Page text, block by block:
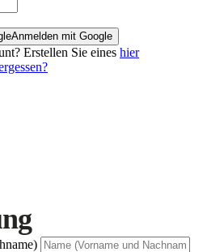
Anmelden mit Google
Erstellen Sie eines hier